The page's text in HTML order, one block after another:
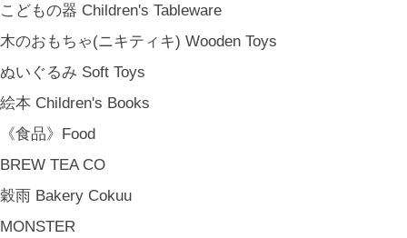
こどもの器 Children's Tableware
木のおもちゃ(ニキティキ) Wooden Toys
ぬいぐるみ Soft Toys
絵本 Children's Books
《食品》Food
BREW TEA CO
穀雨 Bakery Cokuu
MONSTER